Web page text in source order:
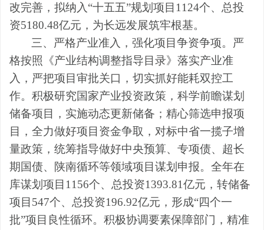
改完善，拟纳入“十五五”规划项目 1124个、总投
资5180.48亿元，为长远发展筑牢根基。
三、严格产业准入，强化项目争资争项。 严
格按照《产业结构调整指导目录》落实产业准
入，严把项目审批关口，切实抓好能耗双控工
作。积极研究国家产业投资政策，科学前瞻谋划
储备项目，实施动态更新储备；精心筛选申报项
目，全力做好项目资金争取，对标中省一揽子增
量政策，统筹指导做好中央预算、专项债、超长
期国债、陕南循环等领域项目谋划申报。全年在
库谋划项目 1156个、总投资1393.81亿元，转储备
项目 547个、总投资196.92亿元，形成“四个一
批”项目良性循环。 积极协调要素保障部门， 精准